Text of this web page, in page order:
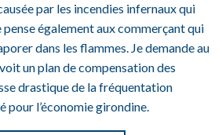
par les incendies infernaux qui
également aux commerçant qui
dans les flammes. Je demande au
un plan de compensation des
drastique de la fréquentation
pour l’économie girondine.